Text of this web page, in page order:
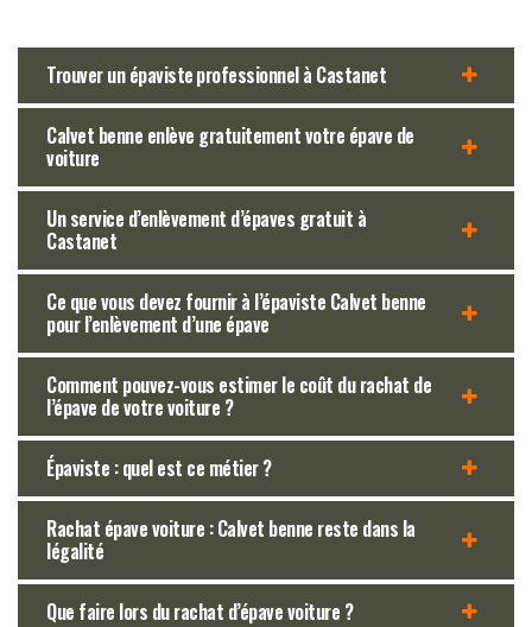
Trouver un épaviste professionnel à Castanet
Calvet benne enlève gratuitement votre épave de
voiture
Un service d’enlèvement d’épaves gratuit à
Castanet
Ce que vous devez fournir à l’épaviste Calvet benne
pour l’enlèvement d’une épave
Comment pouvez-vous estimer le coût du rachat de
l’épave de votre voiture ?
Épaviste : quel est ce métier ?
Rachat épave voiture : Calvet benne reste dans la
légalité
Que faire lors du rachat d’épave voiture ?